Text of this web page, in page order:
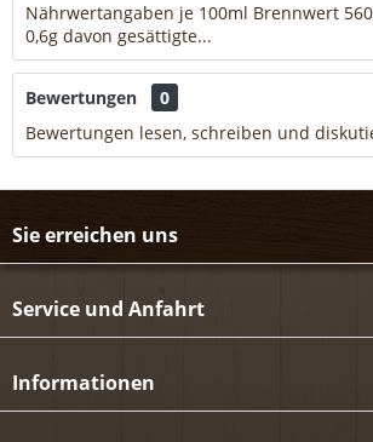
Nährwertangaben je 100ml Brennwert 560
0,6g davon gesättigte...
Bewertungen
0
Bewertungen lesen, schreiben und
Sie erreichen uns
Service und Anfahrt
Informationen